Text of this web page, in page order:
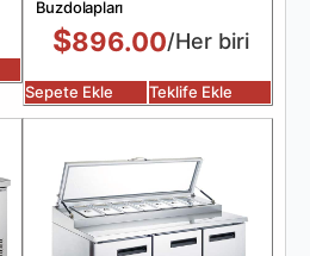
Buzdolapları
$896.00/Her biri
Sepete Ekle Teklife Ekle